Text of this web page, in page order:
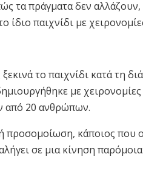
τα πράγματα δεν
ίδιο παιχνίδι με
το παιχνίδι κατά τη
με χειρονομίες
από 20 ανθρώπων.
προσομοίωση, κάποιος που
σε μια κίνηση